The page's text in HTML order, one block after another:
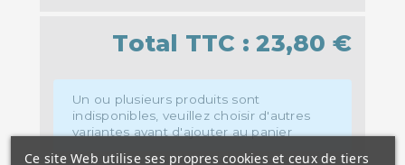
Total TTC :23,80 €
Un ou plusieurs produits sont
indisponibles, veuillez choisir d'autres
variantes avant d'ajouter au panier
Ce site Web utilise ses propres cookies et ceux de tiers